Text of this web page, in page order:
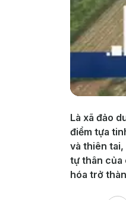
Là xã đảo
điểm tựa
và thiên
tự thân của
hóa trở